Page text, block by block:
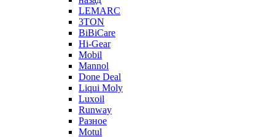
LEMARC
3TON
BiBiCare
Hi-Gear
Mobil
Mannol
Done Deal
Liqui Moly
Luxoil
Runway
Разное
Motul